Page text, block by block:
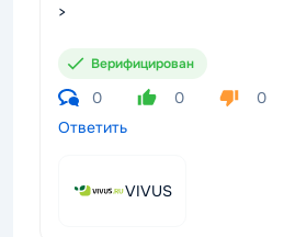
>
Верифицирован
0 0
0
Ответить
VIVUS